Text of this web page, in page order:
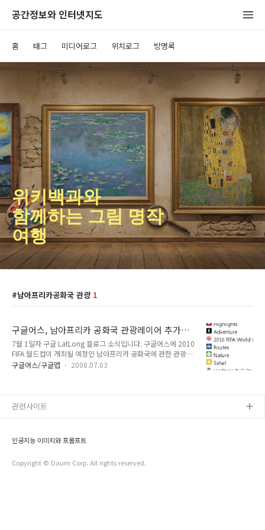
공간정보와 인터넷지도
홈 태그 미디어로그 위치로그 방명록
위키백과와
함께하는 그림 명작
여행
남아프리카공화국 관광 1
구글어스, 남아프리카 공화국 관광레이어 추가
(Sightseeing in South Africa Tuesday)
7월 1일자 구글 LatLong 블로그 소식입니다. 구글어스에 2010
FIFA 월드컵이 개최될 예정인 남아프리카 공화국에 관한 관광레
이어가 추가되었다는 내용입니다. 직접 보시려면, 구글어스
하시면 됩니다. 아래는 이 폴더의 구성형태입니다. 아래는 예를
재는 기념관이 들어선 로븐섬(Ro..
구글어스/구글맵 2008.07.03
인공지능 이미지와 프롬프트
Copyright © Daum Corp. All rights reserved.
관련사이트